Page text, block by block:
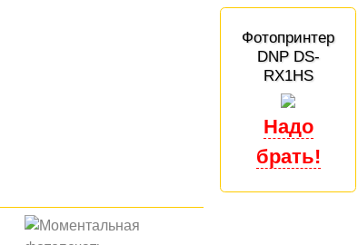
Фотопринтер
DNP DS-
RX1HS